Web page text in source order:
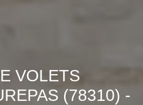
VOLETS
(78310) -